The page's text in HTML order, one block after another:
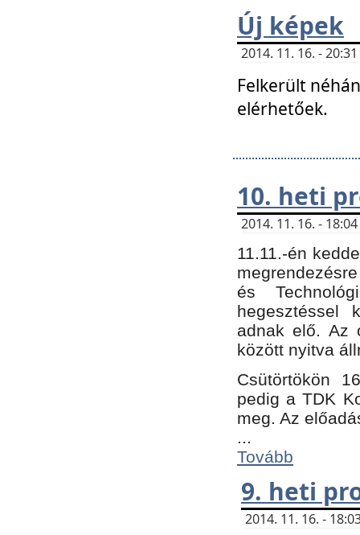
Új képek
2014. 11. 16. -
Felkerült
elérhetőek.
10. heti
2014. 11. 16. -
11.11.-én
és
hegesztéssel
adnak elő. Az
között nyitva
Csütörtökön
pedig a TDK
meg. Az
...
Tovább
9. heti
2014. 11. 16. -